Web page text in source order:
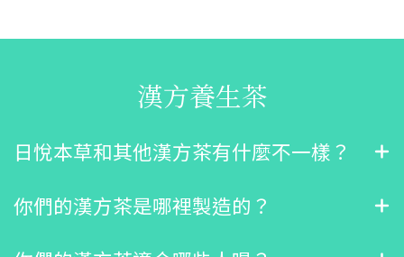
漢方養生茶
日悅本草和其他漢方茶有什麼不一樣？
你們的漢方茶是哪裡製造的？